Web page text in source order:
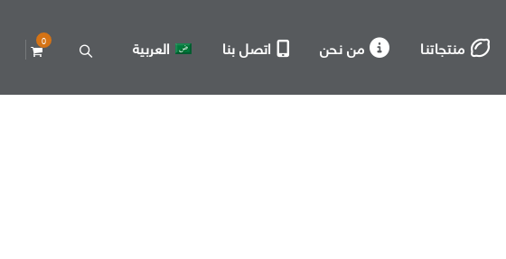
0 منتجاتنا من نحن اتصل بنا العربية